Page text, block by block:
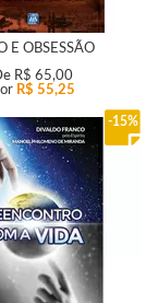
E OBSESSÃO
R$ 65,00
R$ 55,25
15%